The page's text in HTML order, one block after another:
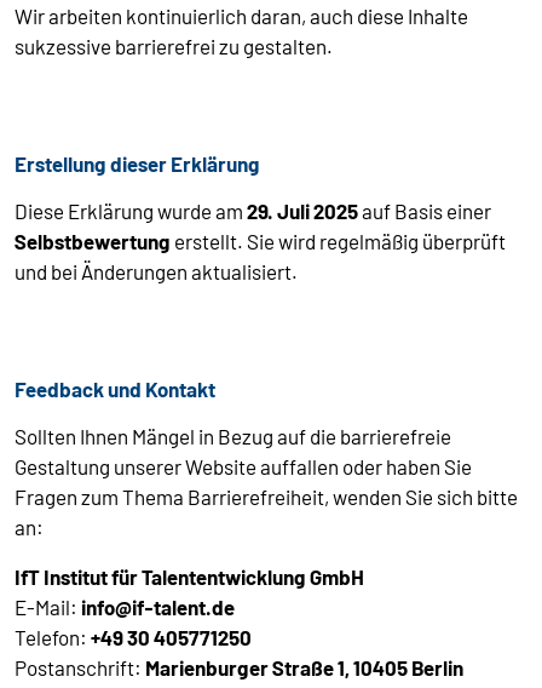
Wir arbeiten kontinuierlich daran, auch diese Inhalte
sukzessive barrierefrei zu gestalten.
Erstellung dieser Erklärung
Diese Erklärung wurde am 29. Juli 2025auf Basis einer
Selbstbewertung erstellt. Sie wird regelmäßig überprüft
und bei Änderungen aktualisiert.
Feedback und Kontakt
Sollten Ihnen Mängel in Bezug auf die barrierefreie
Gestaltung unserer Website auffallen oder haben Sie
Fragen zum Thema Barrierefreiheit, wenden Sie sich bitte
an:
IfT Institut für Talententwicklung GmbH
E-Mail: info@if-talent.de
Telefon: +49 30 405771250
Postanschrift: Marienburger Straße 1, 10405 Berlin